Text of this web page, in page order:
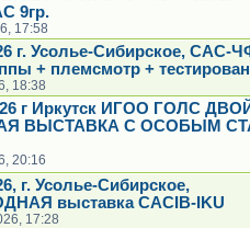
9гр.
17:58
г. Усолье-Сибирское, САС-
+ племсмотр +
18:38
г Иркутск ИГОО ГОЛС
ВЫСТАВКА С ОСОБЫМ
20:16
г. Усолье-Сибирское,
выставка CACIB-IKU
17:28